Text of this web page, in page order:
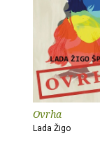
Ovrha
Lada Žigo